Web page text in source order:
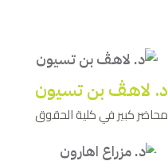
د. لاهـﭫ بن تسيون
محاضر كبير في كلية الحقوق